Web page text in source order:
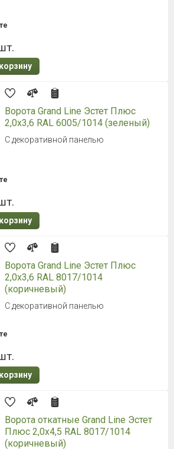
Ворота Grand Line Эстет Плюс
2,0x3,6 RAL 6005/1014 (зеленый)
С декоративной панелью
Ворота Grand Line Эстет Плюс
2,0x3,6 RAL 8017/1014
(коричневый)
С декоративной панелью
Ворота откатные Grand Line Эстет
Плюс 2,0x4,5 RAL 8017/1014
(коричневый)